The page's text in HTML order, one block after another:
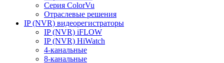
Серия ColorVu
Отраслевые решения
IP (NVR) видеорегистраторы
IP (NVR) iFLOW
IP (NVR) HiWatch
4-канальные
8-канальные